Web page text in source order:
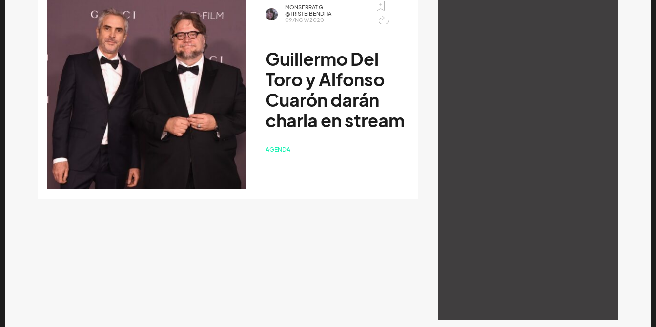
MONSERRAT G.
@TRISTEIBENDITA
09/NOV/2020
Guillermo Del
Toro y Alfonso
Cuarón darán
charla en stream
AGENDA